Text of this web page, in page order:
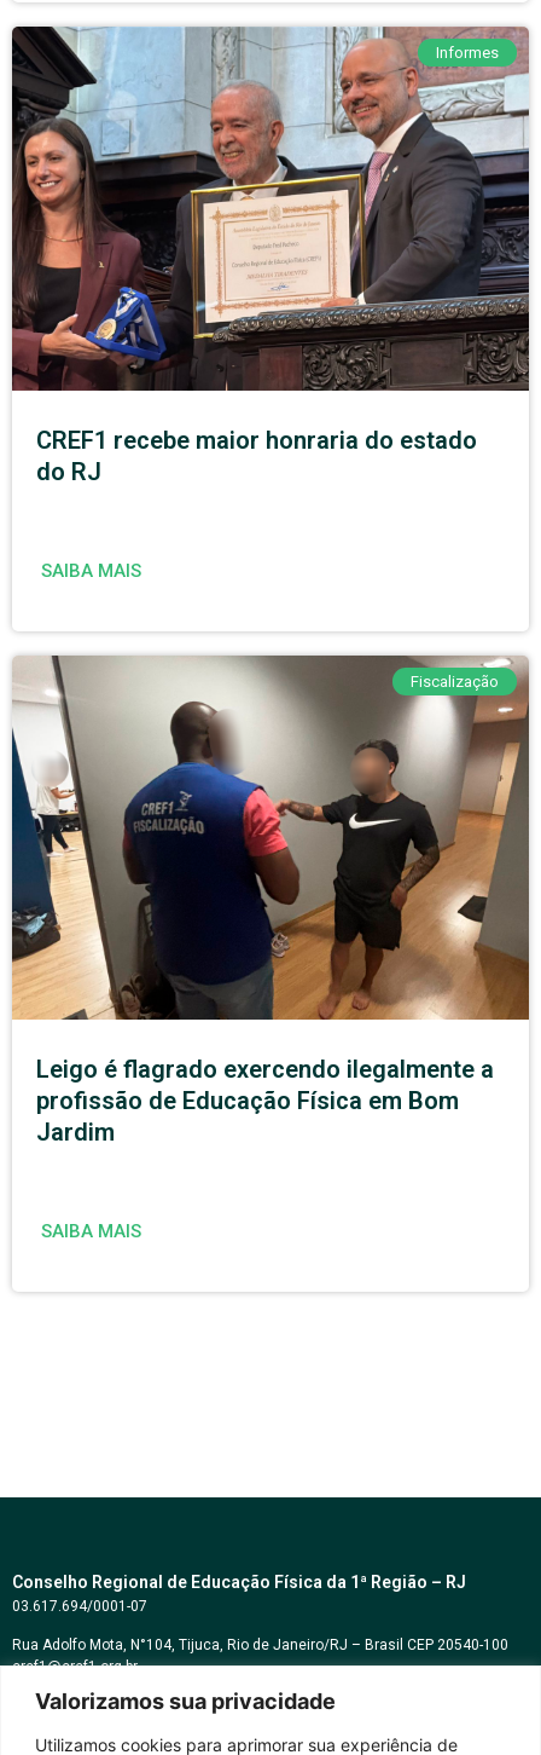
Valorizamos sua privacidade
Utilizamos cookies para aprimorar sua experiência de
Informes
CREF1 recebe maior honraria do estado
do RJ
SAIBA MAIS
Fiscalização
Leigo é flagrado exercendo ilegalmente a
profissão de Educação Física em Bom
Jardim
SAIBA MAIS
Conselho Regional de Educação Física da 1ª Região – RJ
03.617.694/0001-07
Rua Adolfo Mota, N°104, Tijuca, Rio de Janeiro/RJ – Brasil CEP 20540-100
cref1@cref1.org.br
Assessoria de comunicação: